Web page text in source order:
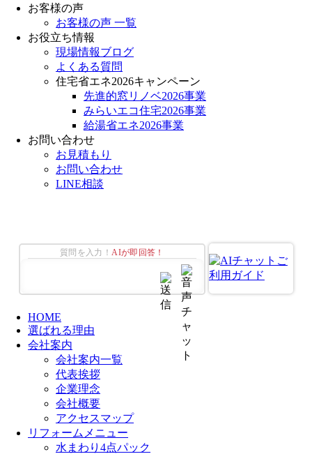
お客様の声
お客様の声 一覧
お役立ち情報
現場情報ブログ
よくある質問
住宅省エネ2026キャンペーン
先進的窓リノベ2026事業
みらいエコ住宅2026事業
給湯省エネ2026事業
お問い合わせ
お見積もり
お問い合わせ
LINE相談
質問を入力！ AIが即回答！
HOME
選ばれる理由
会社案内
会社案内一覧
代表挨拶
企業理念
会社概要
アクセスマップ
リフォームメニュー
水まわり4点パック